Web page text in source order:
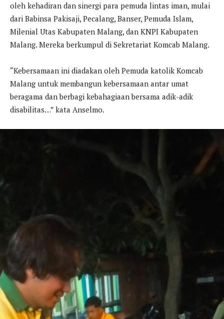
oleh kehadiran dan sinergi para pemuda lintas iman, mulai
dari Babinsa Pakisaji, Pecalang, Banser, Pemuda Islam,
Milenial Utas Kabupaten Malang, dan KNPI Kabupaten
Malang. Mereka berkumpul di Sekretariat Komcab Malang.
“Kebersamaan ini diadakan oleh Pemuda katolik Komcab
Malang untuk membangun kebersamaan antar umat
beragama dan berbagi kebahagiaan bersama adik-adik
disabilitas…” kata Anselmo.